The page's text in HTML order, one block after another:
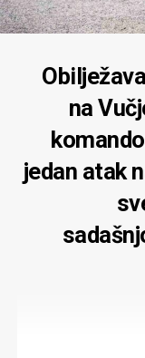
na
jedan atak